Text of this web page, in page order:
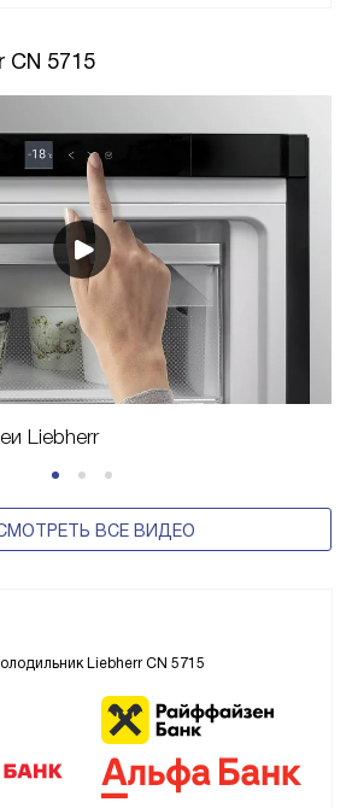
CN 5715
Liebherr
ВСЕ ВИДЕО
Liebherr CN 5715